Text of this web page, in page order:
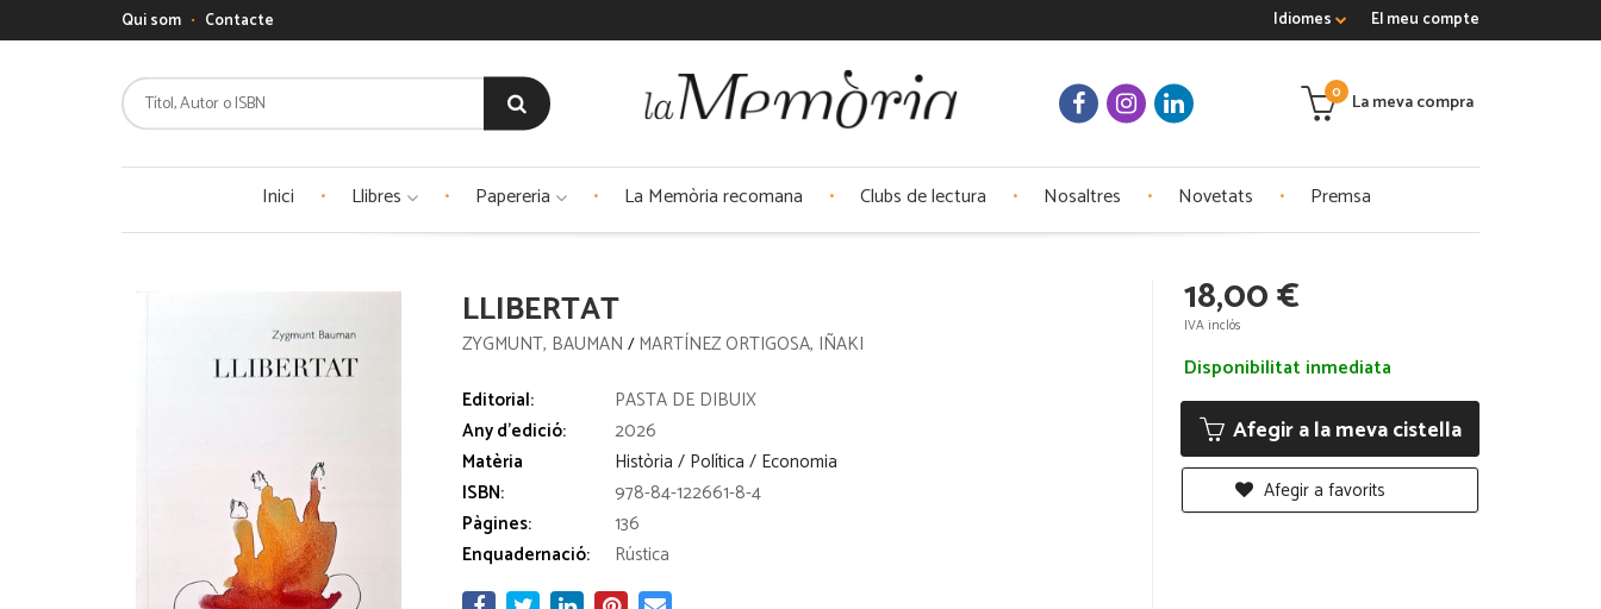
El meu compte
Idiomes
Qui som Contacte
La meva compra
0
Inici Llibres Papereria La Memòria recomana Clubs de lectura Nosaltres Novetats Premsa
LLIBERTAT
ZYGMUNT, BAUMAN/MARTÍNEZ ORTIGOSA, IÑAKI
Editorial:
PASTA DE DIBUIX
Any d'edició:
2026
Matèria
Història / Política / Economia
ISBN:
978-84-122661-8-4
Pàgines:
136
Enquadernació:
Rústica
18,00 €
IVA inclós
Disponibilitat inmediata
Afegir a la meva cistella
Afegir a favorits